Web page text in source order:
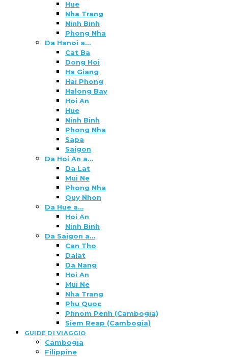
Hue
Nha Trang
Ninh Binh
Phong Nha
Da Hanoi a…
Cat Ba
Dong Hoi
Ha Giang
Hai Phong
Halong Bay
Hoi An
Hue
Ninh Binh
Phong Nha
Sapa
Saigon
Da Hoi An a…
Da Lat
Mui Ne
Phong Nha
Quy Nhon
Da Hue a…
Hoi An
Ninh Binh
Da Saigon a…
Can Tho
Dalat
Da Nang
Hoi An
Mui Ne
Nha Trang
Phu Quoc
Phnom Penh (Cambogia)
Siem Reap (Cambogia)
GUIDE DI VIAGGIO
Cambogia
Filippine